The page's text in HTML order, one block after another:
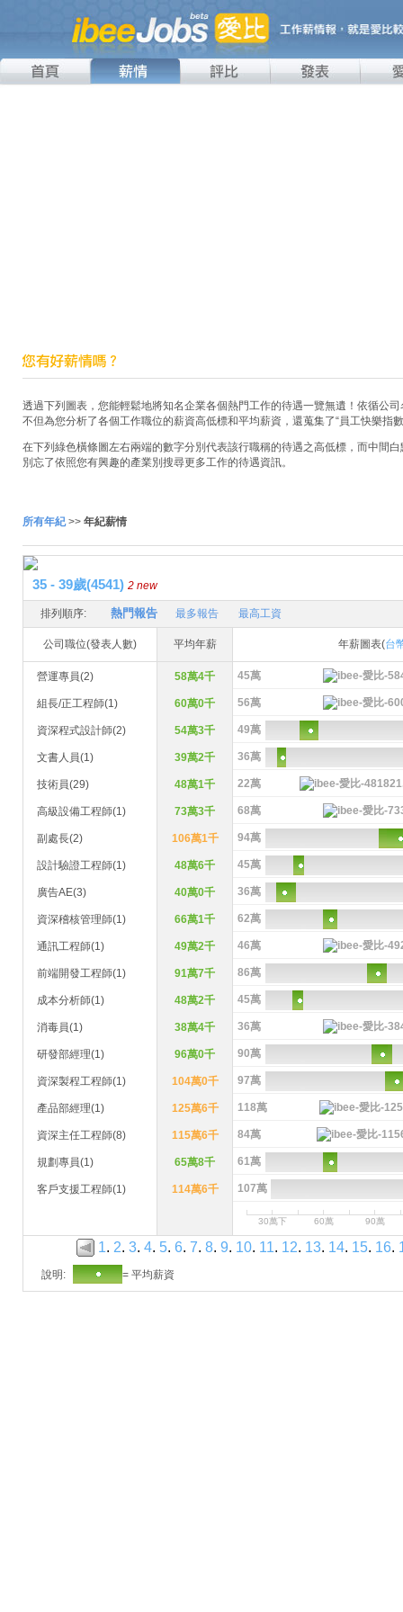
透過下列圖表，您能輕鬆地將知名企業各個熱門工作的待遇一覽無遺！依循公
不但為您分析了各個工作職位的薪資高低標和平均薪資，還蒐集了“員工快樂指
在下列綠色橫條圖左右兩端的數字分別代表該行職稱的待遇之高低標，而中間
別忘了依照您有興趣的產業別搜尋更多工作的待遇資訊。
所有年紀>> 年紀薪情
35 - 39歲(4541) 2 new
排列順序: 熱門報告 最多報告 最高工資
公司職位(發表人數) 平均年薪 年薪圖表(台
營運專員(2) 58萬4千 45萬
組長/正工程師(1) 60萬0千 56萬
資深程式設計師(2) 54萬3千 49萬
文書人員(1) 39萬2千 36萬
技術員(29) 48萬1千 22萬
高級設備工程師(1) 73萬3千 68萬
副處長(2) 106萬1千 94萬
設計驗證工程師(1) 48萬6千 45萬
廣告AE(3) 40萬0千 36萬
資深稽核管理師(1) 66萬1千 62萬
通訊工程師(1) 49萬2千 46萬
前端開發工程師(1) 91萬7千 86萬
成本分析師(1) 48萬2千 45萬
消毒員(1) 38萬4千 36萬
研發部經理(1) 96萬0千 90萬
資深製程工程師(1) 104萬0千 97萬
產品部經理(1) 125萬6千 118萬
資深主任工程師(8) 115萬6千 84萬
規劃專員(1) 65萬8千 61萬
客戶支援工程師(1) 114萬6千 107萬
30萬下 60萬 90萬
1. 2. 3. 4. 5. 6. 7. 8. 9. 10. 11. 12. 13. 14. 15. 16.
說明: = 平均薪資